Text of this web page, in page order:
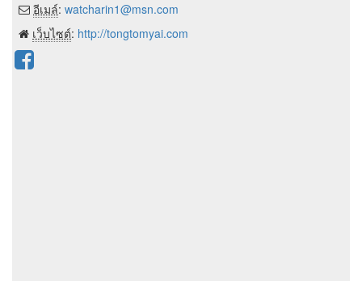
อีเมล์: watcharin1@msn.com
เว็บไซต์: http://tongtomyai.com